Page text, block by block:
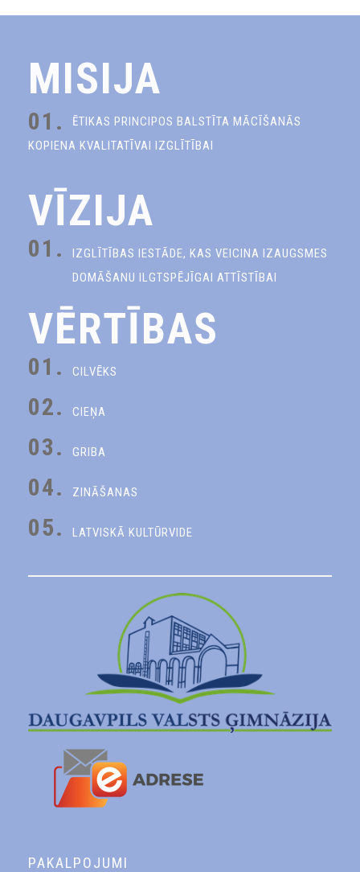
MISIJA
01.
ĒTIKAS PRINCIPOS BALSTĪTA MĀCĪŠANĀS
KOPIENA KVALITATĪVAI IZGLĪTĪBAI
VĪZIJA
01.
IZGLĪTĪBAS IESTĀDE, KAS VEICINA IZAUGSMES
DOMĀŠANU ILGTSPĒJĪGAI ATTĪSTĪBAI
VĒRTĪBAS
01. CILVĒKS
02. CIEŅA
03. GRIBA
04. ZINĀŠANAS
05. LATVISKĀ KULTŪRVIDE
PAKALPOJUMI